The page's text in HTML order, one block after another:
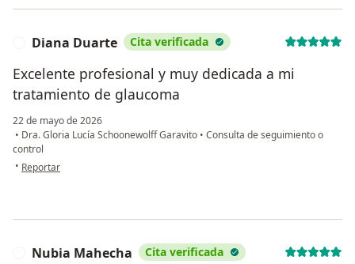
Diana Duarte Cita verificada
Excelente profesional y muy dedicada a mi
tratamiento de glaucoma
22 de mayo de 2026
• Dra. Gloria Lucía Schoonewolff Garavito • Consulta de seguimiento o
control
• en opinión del usuario Diana Duarte
Reportar
Nubia Mahecha Cita verificada